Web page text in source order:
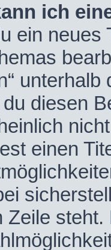
ich
ein neues
diesen
einen
Zeile